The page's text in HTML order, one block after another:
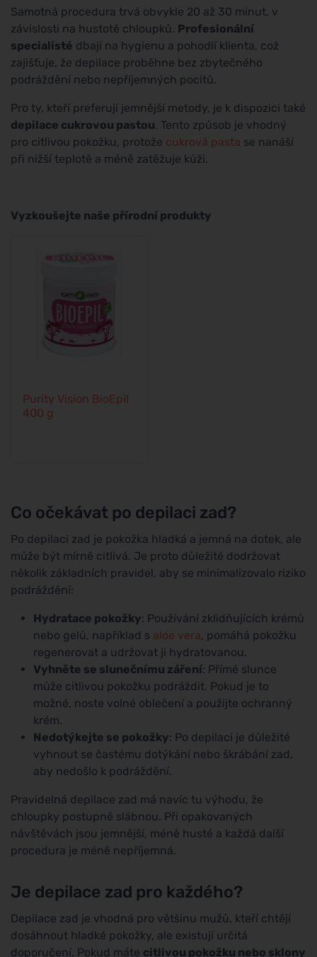
Samotná procedura trvá obvykle 20 až 30 minut, v
závislosti na hustotě chloupků. Profesionální
specialisté dbají na hygienu a pohodlí klienta, což
zajišťuje, že depilace proběhne bez zbytečného
podráždění nebo nepříjemných pocitů.
Pro ty, kteří preferují jemnější metody, je k dispozici také
depilace cukrovou pastou. Tento způsob je vhodný
pro citlivou pokožku, protože cukrová pasta se nanáší
při nižší teplotě a méně zatěžuje kůži.
Vyzkoušejte naše přírodní produkty
Purity Vision BioEpil
400 g
Co očekávat po depilaci zad?
Po depilaci zad je pokožka hladká a jemná na dotek, ale
může být mírně citlivá. Je proto důležité dodržovat
několik základních pravidel, aby se minimalizovalo riziko
podráždění:
Hydratace pokožky: Používání zklidňujících krémů
nebo gelů, například s aloe vera, pomáhá pokožku
regenerovat a udržovat ji hydratovanou.
Vyhněte se slunečnímu záření: Přímé slunce
může citlivou pokožku podráždit. Pokud je to
možné, noste volné oblečení a použijte ochranný
krém.
Nedotýkejte se pokožky: Po depilaci je důležité
vyhnout se častému dotýkání nebo škrábání zad,
aby nedošlo k podráždění.
Pravidelná depilace zad má navíc tu výhodu, že
chloupky postupně slábnou. Při opakovaných
návštěvách jsou jemnější, méně husté a každá další
procedura je méně nepříjemná.
Je depilace zad pro každého?
Depilace zad je vhodná pro většinu mužů, kteří chtějí
dosáhnout hladké pokožky, ale existují určitá
doporučení. Pokud máte citlivou pokožku nebo sklony